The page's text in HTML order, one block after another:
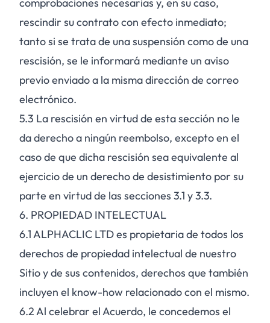
comprobaciones necesarias y, en su caso,
rescindir su contrato con efecto inmediato;
tanto si se trata de una suspensión como de una
rescisión, se le informará mediante un aviso
previo enviado a la misma dirección de correo
electrónico.
5.3 La rescisión en virtud de esta sección no le
da derecho a ningún reembolso, excepto en el
caso de que dicha rescisión sea equivalente al
ejercicio de un derecho de desistimiento por su
parte en virtud de las secciones 3.1 y 3.3.
6. PROPIEDAD INTELECTUAL
6.1ALPHACLIC LTD es propietaria de todos los
derechos de propiedad intelectual de nuestro
Sitio y de sus contenidos, derechos que también
incluyen el know-how relacionado con el mismo.
6.2Al celebrar el Acuerdo, le concedemos el